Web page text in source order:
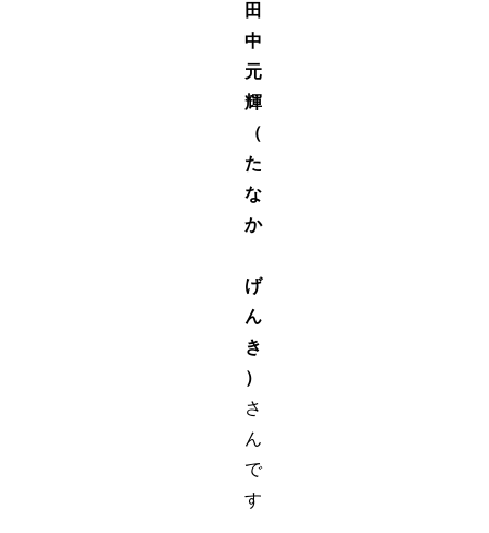
田
中
元
輝
（
た
な
か
げ
ん
き
）
さ
ん
で
す